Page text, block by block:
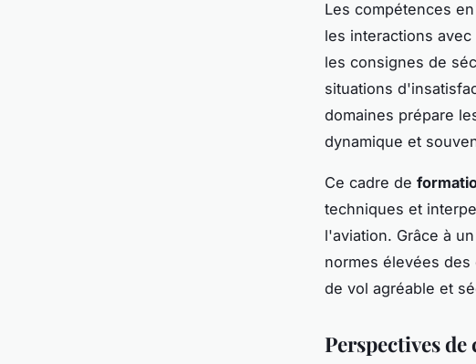
Les compétences
les interactions
les consignes de
situations
domaines prépare
dynamique et
Ce cadre de
techniques et
l'aviation. Grâce à
normes élevées
de vol agréable et
Perspectives